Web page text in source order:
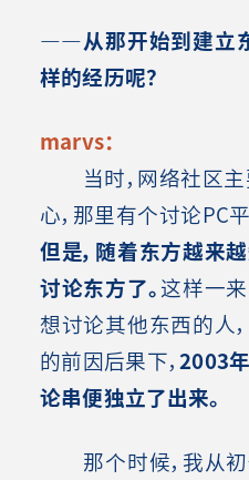
――从那开始到建立
样的经历呢？
marvs：
当时，网络社区主
心，那里有个讨论PC
但是，随着东方越来
讨论东方了。这样一
想讨论其他东西的人
的前因后果下，2003
论串便独立了出来。
那个时候，我从初